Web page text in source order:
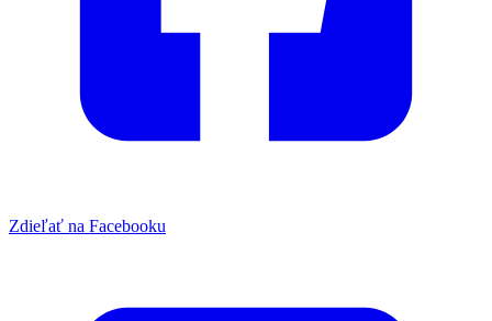
Zdieľať na Facebooku